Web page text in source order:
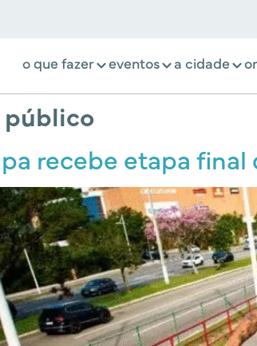
o que fazer eventos a cidade
público
recebe etapa